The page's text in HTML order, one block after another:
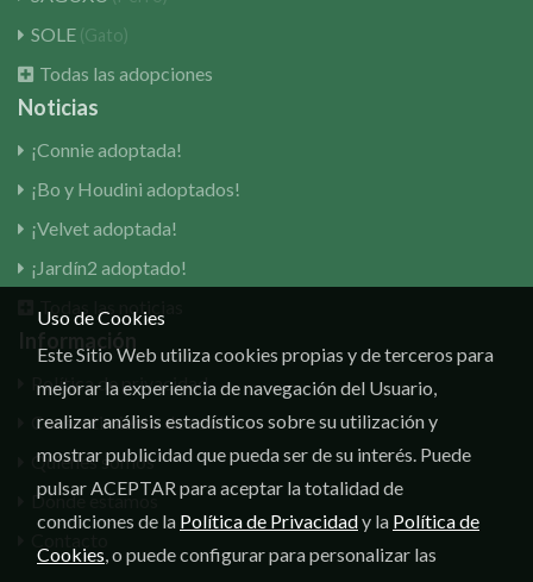
SOLE (Gato)
Todas las adopciones
Noticias
¡Connie adoptada!
¡Bo y Houdini adoptados!
¡Velvet adoptada!
¡Jardín2 adoptado!
Todas las noticias
Política de privacidad
Consentimiento de cookies
Quiénes somos
Dónde estamos
Uso de Cookies
Este Sitio Web utiliza cookies propias y de terceros para
mejorar la experiencia de navegación del Usuario,
realizar análisis estadísticos sobre su utilización y
mostrar publicidad que pueda ser de su interés. Puede
pulsar ACEPTAR para aceptar la totalidad de
condiciones de la Política de Privacidady la Política de
Cookies, o puede configurar para personalizar las